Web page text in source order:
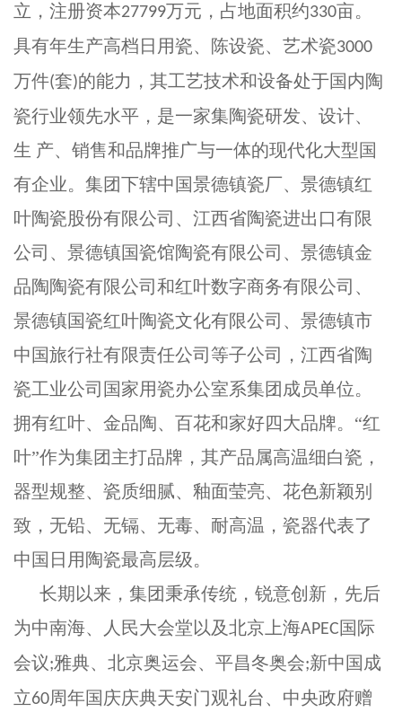
立，注册资本27799万元，占地面积约330亩。
具有年生产高档日用瓷、陈设瓷、艺术瓷3000
万件(套)的能力，其工艺技术和设备处于国内陶
瓷行业领先水平，是一家集陶瓷研发、设计、
生 产、销售和品牌推广与一体的现代化大型国
有企业。集团下辖中国景德镇瓷厂、景德镇红
叶陶瓷股份有限公司、江西省陶瓷进出口有限
公司、景德镇国瓷馆陶瓷有限公司、景德镇金
品陶陶瓷有限公司和红叶数字商务有限公司、
景德镇国瓷红叶陶瓷文化有限公司、景德镇市
中国旅行社有限责任公司等子公司，江西省陶
瓷工业公司国家用瓷办公室系集团成员单位。
拥有红叶、金品陶、百花和家好四大品牌。“红
叶”作为集团主打品牌，其产品属高温细白瓷，
器型规整、瓷质细腻、釉面莹亮、花色新颖别
致，无铅、无镉、无毒、耐高温，瓷器代表了
中国日用陶瓷最高层级。
长期以来，集团秉承传统，锐意创新，先后
为中南海、人民大会堂以及北京上海APEC 国际
会议;雅典、北京奥运会、平昌冬奥会;新中国成
立60周年国庆庆典天安门观礼台、中央政府赠